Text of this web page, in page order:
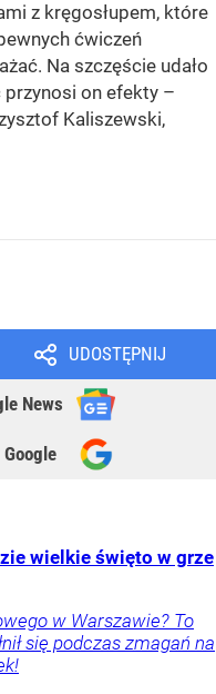
z kręgosłupem, które
ćwiczeń
Na szczęście udało
on efekty –
Kaliszewski,
UDOSTĘPNIJ
News
Google
wielkie święto w grze
w Warszawie? To
się podczas zmagań na